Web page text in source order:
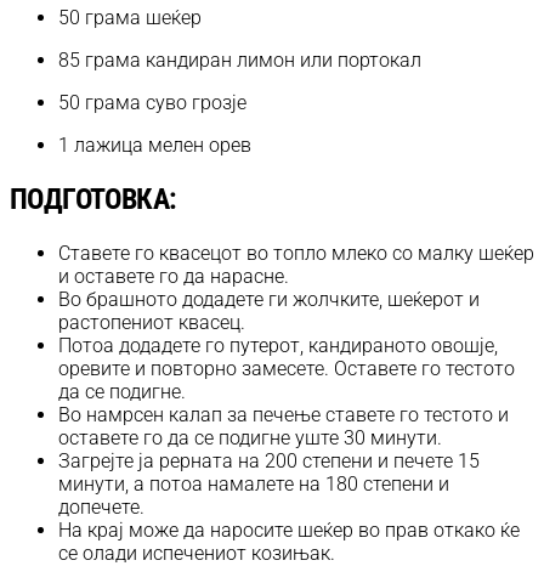
50 грама шеќер
85 грама кандиран лимон или портокал
50 грама суво грозје
1 лажица мелен орев
ПОДГОТОВКА:
Ставете го квасецот во топло млеко со малку шеќер
и оставете го да нарасне.
Во брашното додадете ги жолчките, шеќерот и
растопениот квасец.
Потоа додадете го путерот, кандираното овошје,
оревите и повторно замесете. Оставете го тестото
да се подигне.
Во намрсен калап за печење ставете го тестото и
оставете го да се подигне уште 30 минути.
Загрејте ја рерната на 200 степени и печете 15
минути, а потоа намалете на 180 степени и
допечете.
На крај може да наросите шеќер во прав откако ќе
се олади испечениот козињак.